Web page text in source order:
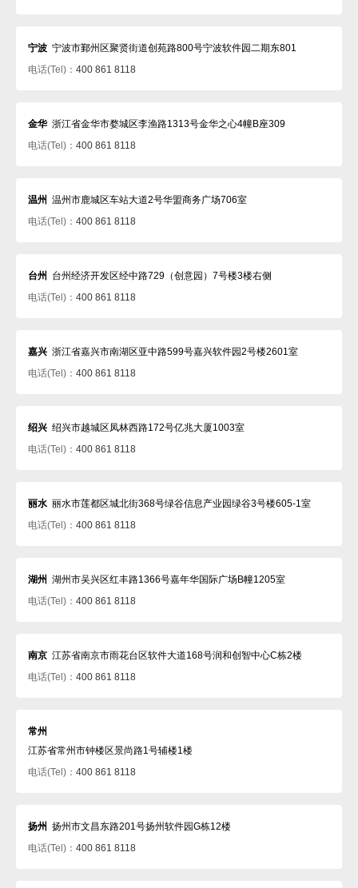
宁波 宁波市鄞州区聚贤街道创苑路800号宁波软件园二期东801
电话(Tel)： 400 861 8118
金华 浙江省金华市婺城区李渔路1313号金华之心4幢B座309
电话(Tel)： 400 861 8118
温州 温州市鹿城区车站大道2号华盟商务广场706室
电话(Tel)： 400 861 8118
台州
台州经济开发区经中路729（创意园）7号楼3楼右侧
电话(Tel)： 400 861 8118
嘉兴 浙江省嘉兴市南湖区亚中路599号嘉兴软件园2号楼2601室
电话(Tel)： 400 861 8118
绍兴 绍兴市越城区凤林西路172号亿兆大厦1003室
电话(Tel)： 400 861 8118
丽水 丽水市莲都区城北街368号绿谷信息产业园绿谷3号楼605-1室
电话(Tel)： 400 861 8118
湖州 湖州市吴兴区红丰路1366号嘉年华国际广场B幢1205室
电话(Tel)： 400 861 8118
南京 江苏省南京市雨花台区软件大道168号润和创智中心C栋2楼
电话(Tel)： 400 861 8118
常州
江苏省常州市钟楼区景尚路1号辅楼1楼
电话(Tel)： 400 861 8118
扬州 扬州市文昌东路201号扬州软件园G栋12楼
电话(Tel)： 400 861 8118